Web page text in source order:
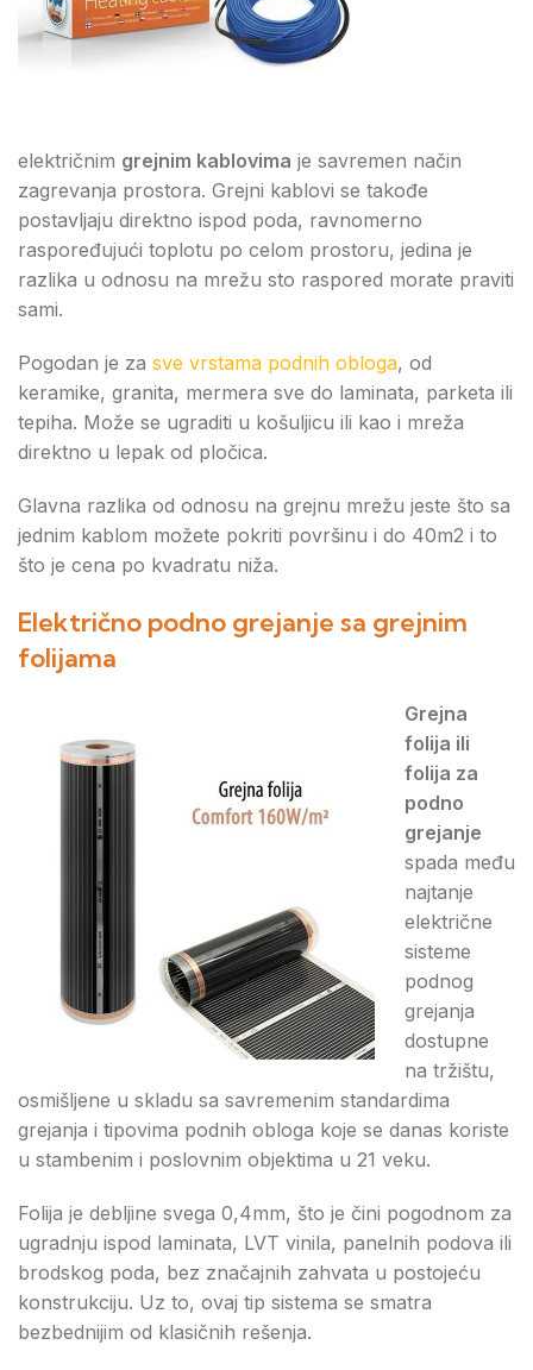
električnim grejnim kablovima je savremen način
zagrevanja prostora. Grejni kablovi se takođe
postavljaju direktno ispod poda, ravnomerno
raspoređujući toplotu po celom prostoru, jedina je
razlika u odnosu na mrežu sto raspored morate praviti
sami.
Pogodan je za sve vrstama podnih obloga, od
keramike, granita, mermera sve do laminata, parketa ili
tepiha. Može se ugraditi u košuljicu ili kao i mreža
direktno u lepak od pločica.
Glavna razlika od odnosu na grejnu mrežu jeste što sa
jednim kablom možete pokriti površinu i do 40m2 i to
što je cena po kvadratu niža.
Električno podno grejanje sa grejnim
folijama
Grejna
folija ili
folija za
podno
grejanje
spada među
najtanje
električne
sisteme
podnog
grejanja
dostupne
na tržištu,
osmišljene u skladu sa savremenim standardima
grejanja i tipovima podnih obloga koje se danas koriste
u stambenim i poslovnim objektima u 21 veku.
Folija je debljine svega 0,4mm, što je čini pogodnom za
ugradnju ispod laminata, LVT vinila, panelnih podova ili
brodskog poda, bez značajnih zahvata u postojeću
konstrukciju. Uz to, ovaj tip sistema se smatra
bezbednijim od klasičnih rešenja.